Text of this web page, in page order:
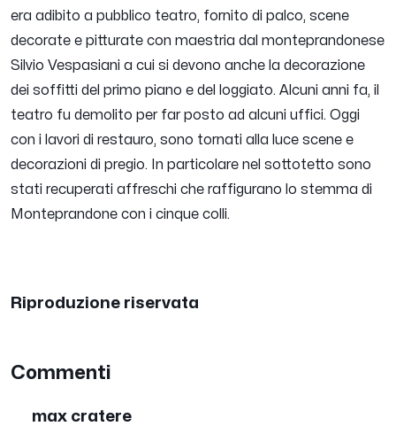
era adibito a pubblico teatro, fornito di palco, scene
decorate e pitturate con maestria dal monteprandonese
Silvio Vespasiani a cui si devono anche la decorazione
dei soffitti del primo piano e del loggiato. Alcuni anni fa, il
teatro fu demolito per far posto ad alcuni uffici. Oggi
con i lavori di restauro, sono tornati alla luce scene e
decorazioni di pregio. In particolare nel sottotetto sono
stati recuperati affreschi che raffigurano lo stemma di
Monteprandone con i cinque colli.
Riproduzione riservata
Commenti
max cratere